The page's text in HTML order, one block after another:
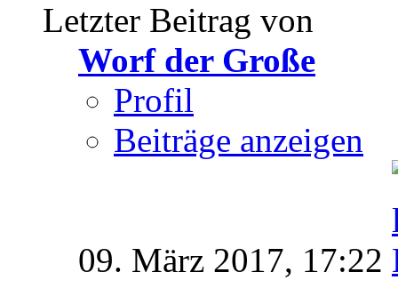
Letzter Beitrag von
Worf der Große
Profil
Beiträge anzeigen
09. März 2017, 17:22